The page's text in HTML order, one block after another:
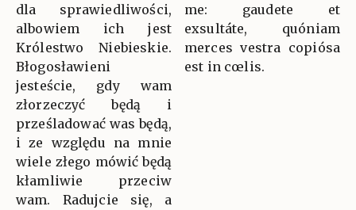
dla sprawiedliwości,
albowiem ich jest
Królestwo Niebieskie.
Błogosławieni
jesteście, gdy wam
złorzeczyć będą i
prześladować was będą,
i ze względu na mnie
wiele złego mówić będą
kłamliwie przeciw
wam. Radujcie się, a
me: gaudete et
exsultáte, quóniam
merces vestra copiósa
est in cœlis.